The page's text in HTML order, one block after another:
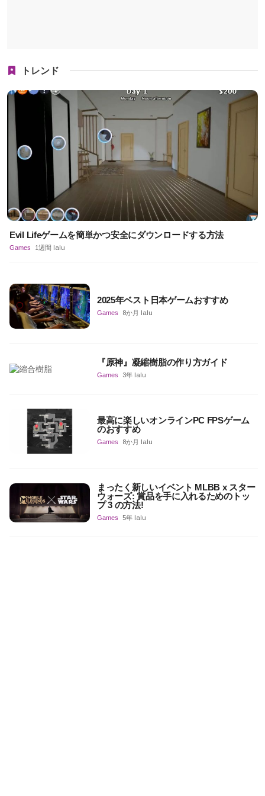
トレンド
Evil Lifeゲームを簡単かつ安全にダウンロードする方法
Games 1週間 lalu
2025年ベスト日本ゲームおすすめ
Games 8か月 lalu
『原神』凝縮樹脂の作り方ガイド
Games 3年 lalu
最高に楽しいオンラインPC FPSゲーム
のおすすめ
Games 8か月 lalu
まったく新しいイベント MLBB x スター
ウォーズ: 賞品を手に入れるためのトッ
プ 3 の方法!
Games 5年 lalu